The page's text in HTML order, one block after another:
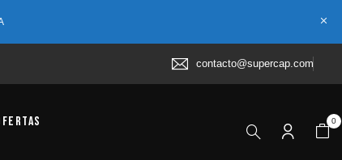
contacto@supercap.com
0